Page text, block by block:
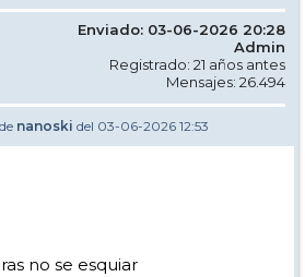
Enviado: 03-06-2026 20:28
Admin
Registrado: 21 años antes
Mensajes: 26.494
nanoski del 03-06-2026 12:53
no se esquiar